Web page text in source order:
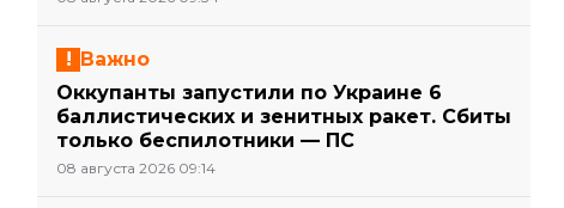
Важно
Оккупанты запустили по Украине 6
баллистических и зенитных ракет. Сбиты
только беспилотники — ПС
08 августа 2026 09:14